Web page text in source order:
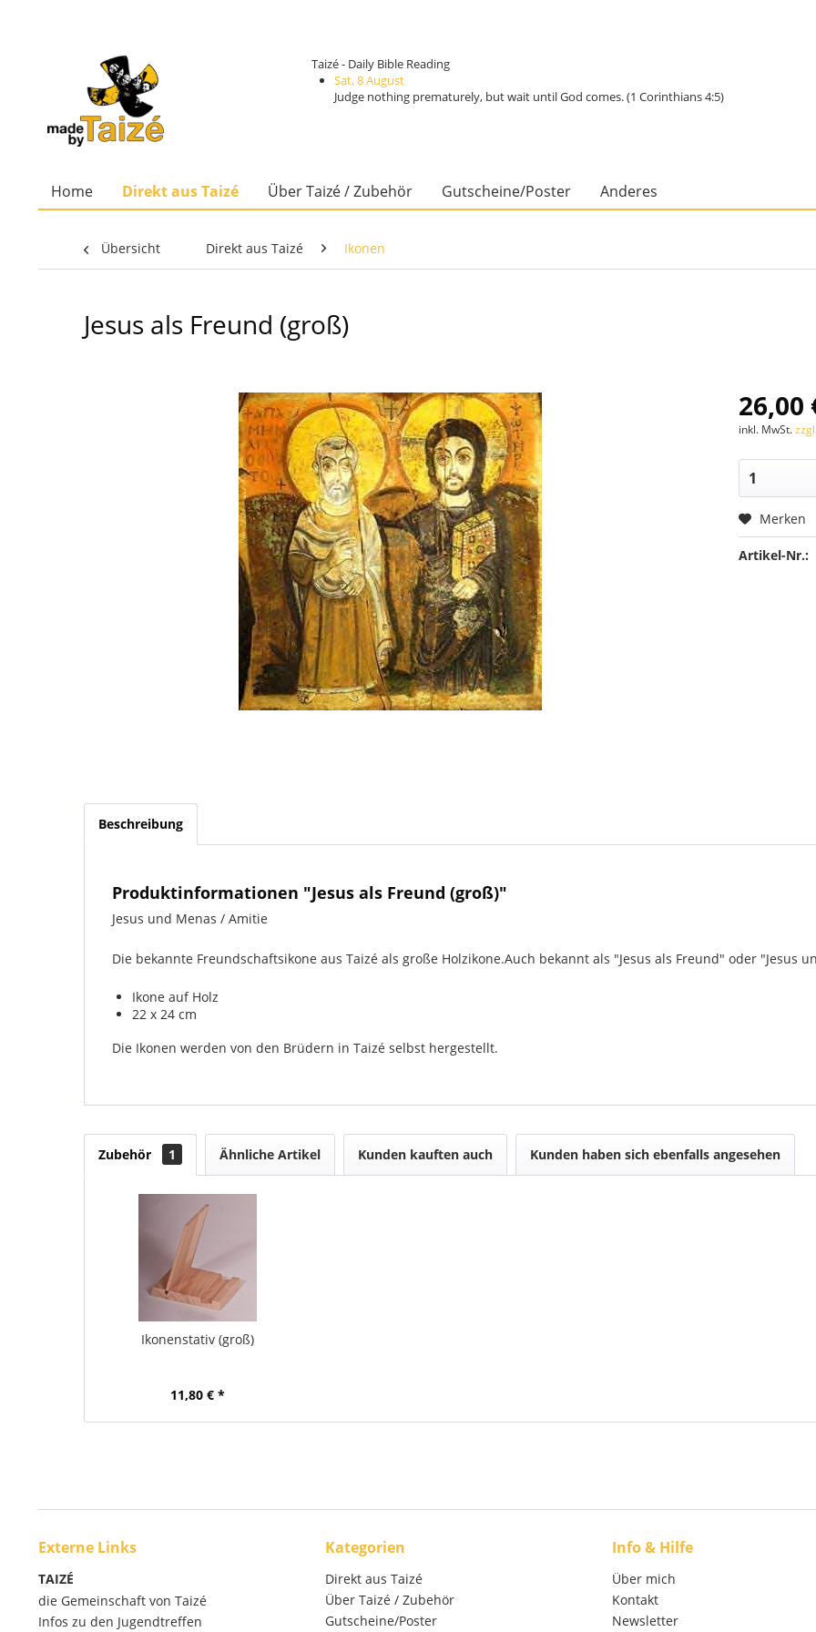
Taizé - Daily Bible Reading
Sat, 8 August
Judge nothing prematurely, but wait until God comes. (1 Corinthians 4:5)
Home Direkt aus Taizé Über Taizé / Zubehör Gutscheine/Poster Anderes
Übersicht Direkt aus Taizé Ikonen
Jesus als Freund (groß)
26,00
inkl. MwSt.
Merken
Artikel-Nr.:
Beschreibung
Produktinformationen "Jesus als Freund (groß)"
Jesus und Menas / Amitie
Die bekannte Freundschaftsikone aus Taizé als große Holzikone.Auch bekannt als "Jesus als Freund" oder "Jesus
Ikone auf Holz
22 x 24 cm
Die Ikonen werden von den Brüdern in Taizé selbst hergestellt.
Zubehör 1 Ähnliche Artikel Kunden kauften auch Kunden haben sich ebenfalls angesehen
Ikonenstativ (groß)
11,80 € *
Externe Links
TAIZÉ
die Gemeinschaft von Taizé
Infos zu den Jugendtreffen
Kategorien
Direkt aus Taizé
Über Taizé / Zubehör
Gutscheine/Poster
Info & Hilfe
Über mich
Kontakt
Newsletter